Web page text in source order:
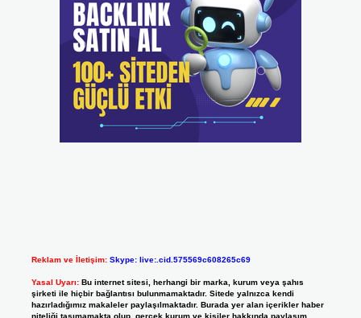
Reklam ve İletişim: Skype: live:.cid.575569c608265c69
Yasal Uyarı: Bu internet sitesi, herhangi bir marka, kurum veya şahıs
şirketi ile hiçbir bağlantısı bulunmamaktadır. Sitede yalnızca kendi
hazırladığımız makaleler paylaşılmaktadır. Burada yer alan içerikler haber